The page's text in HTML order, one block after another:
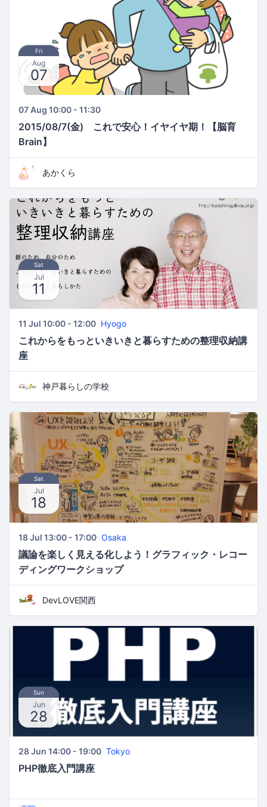
Fri
Aug
07
07 Aug 10:00 - 11:30
2015/08/7(金) これで安心！イヤイヤ期！【脳育
Brain】
あかくら
Sat
Jul
11
11 Jul 10:00 - 12:00 Hyogo
これからをもっといきいきと暮らすための整理収納講
座
神戸暮らしの学校
Sat
Jul
18
18 Jul 13:00 - 17:00 Osaka
議論を楽しく見える化しよう！グラフィック・レコー
ディングワークショップ
DevLOVE関西
Sun
Jun
28
28 Jun 14:00 - 19:00 Tokyo
PHP徹底入門講座